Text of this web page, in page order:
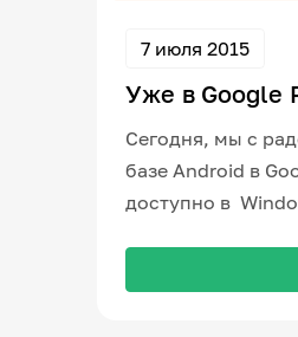
7 июля 2015
Уже в Google
Сегодня, мы с
базе Android в
доступно в